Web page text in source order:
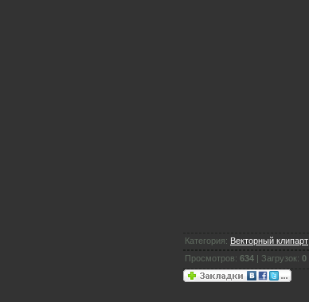
Категория: Векторный клипарт
Просмотров: 634 | Загрузок: 0